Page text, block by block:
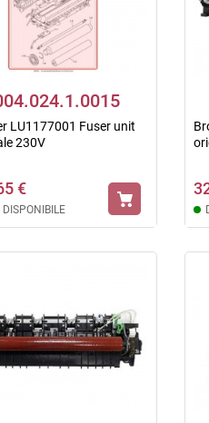
LU1177001 Fuser unit
230V
€
DISPONIBILE